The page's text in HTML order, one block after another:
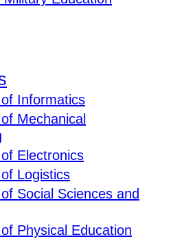
Informatics
Mechanical
Electronics
Logistics
Social Sciences and
Physical Education